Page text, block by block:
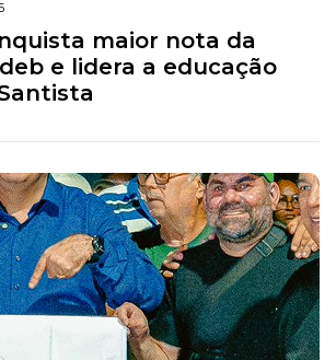
maior nota da
e lidera a educação